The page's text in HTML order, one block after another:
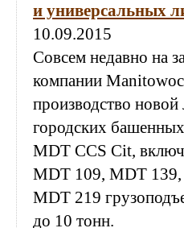
и универсальных
10.09.2015
Совсем недавно на
компании
производство новой
городских
MDT CCS Cit,
MDT 109, MDT
MDT 219
до 10 тонн.